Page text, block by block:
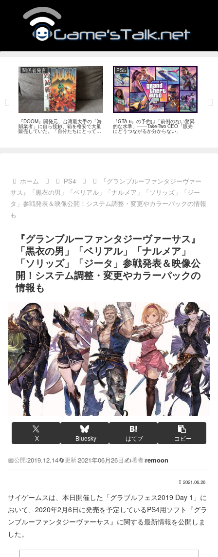
関係者発言
『DOOM』開発元、台湾最大手の「海
賊業者」に自ら接触、箱を格安で大量
販売していた。「自分たちにとっては
流通だった」
PS5
『GTA 6』の予約は「前例のない驚異
的な水準」――Take-Two CEO「販売
にどうつながるか分からない」
ホーム PS4
『グランブルーファンタジーヴァー
サス』「黒衣の男」「ベリアル」「ナルメア」「ソリッズ」「ジー
タ」参戦発表＆映像公開！システム調整・変更やカラーパックの情報
も
『グランブルーファンタジーヴァーサス』
「黒衣の男」「ベリアル」「ナルメア」
「ソリッズ」「ジータ」参戦発表＆映像公
開！システム調整・変更やカラーパックの
情報も
X Bluesky はてブ コピー
📅公開:2019.12.14🔄更新:2021年06月26日✍️著者:remoon
2021.06.26
サイゲームスは、本日開催した「グラブルフェス2019 Day 1」に
おいて、2020年2月6日に発売を予定しているPS4用ソフト『グラ
ンブルーファンタジーヴァーサス』に関する最新情報を公開しま
した。